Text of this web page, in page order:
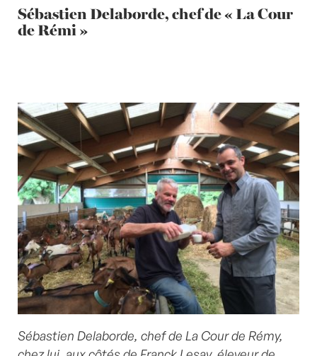
Sébastien Delaborde, chef de « La Cour
de Rémi »
Sébastien Delaborde, chef de La Cour de Rémy,